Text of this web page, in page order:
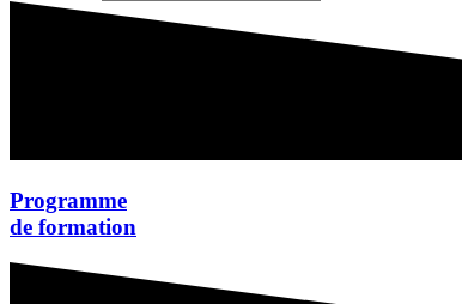
Programme
de formation